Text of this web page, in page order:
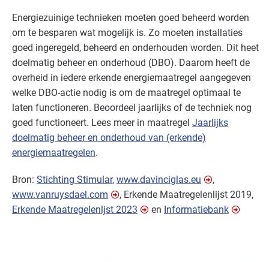
Energiezuinige technieken moeten goed beheerd worden
om te besparen wat mogelijk is. Zo moeten installaties
goed ingeregeld, beheerd en onderhouden worden. Dit heet
doelmatig beheer en onderhoud (DBO). Daarom heeft de
overheid in iedere erkende energiemaatregel aangegeven
welke DBO-actie nodig is om de maatregel optimaal te
laten functioneren. Beoordeel jaarlijks of de techniek nog
goed functioneert. Lees meer in maatregel Jaarlijks
doelmatig beheer en onderhoud van (erkende)
energiemaatregelen.
Bron: Stichting Stimular, www.davinciglas.eu
,
www.vanruysdael.com
, Erkende Maatregelenlijst 2019,
Erkende Maatregelenljst 2023
en Informatiebank